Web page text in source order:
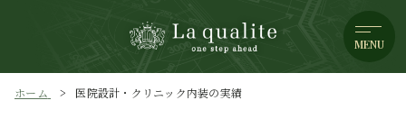
MENU
ホーム 医院設計・クリニック内装の実績